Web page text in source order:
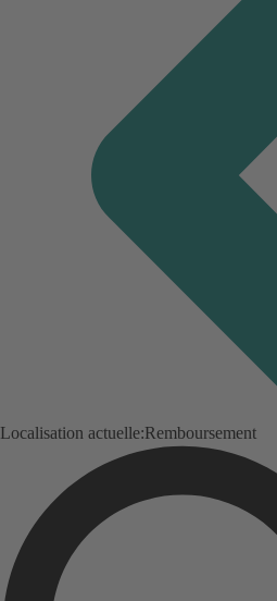
Localisation actuelle:Remboursement